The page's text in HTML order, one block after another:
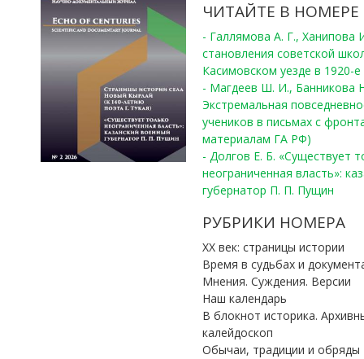
ЧИТАЙТЕ В НОМЕРЕ
- Галлямова А. Г.,
становления советской
Касимовском уезде в 1920-е
- Магдеев Ш. И., Банникова
Экстремальная
учеников в письмах с
материалам ГА РФ)
- Долгов Е. Б. «Существует
неограниченная власть»:
губернатор П. П. Пущин
РУБРИКИ НОМЕРА
ХХ век: страницы истории
Время в судьбах и
Мнения. Суждения. Версии
Наш календарь
В блокнот историка.
калейдоскоп
Обычаи, традиции и обряды